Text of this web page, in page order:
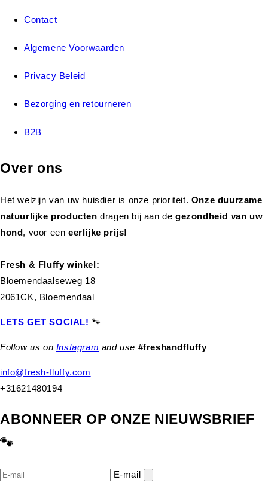
Contact
Algemene Voorwaarden
Privacy Beleid
Bezorging en retourneren
B2B
Over ons
Het welzijn van uw huisdier is onze prioriteit. Onze duurzame
natuurlijke productendragen bij aan de gezondheid van uw
hond, voor eeneerlijke prijs!
Fresh & Fluffy winkel:
Bloemendaalseweg 18
2061CK, Bloemendaal
LETS GET SOCIAL!🐾
Follow us on Instagram and use #freshandfluffy
info@fresh-fluffy.com
+31621480194
ABONNEER OP ONZE NIEUWSBRIEF
🐾
E‑mail